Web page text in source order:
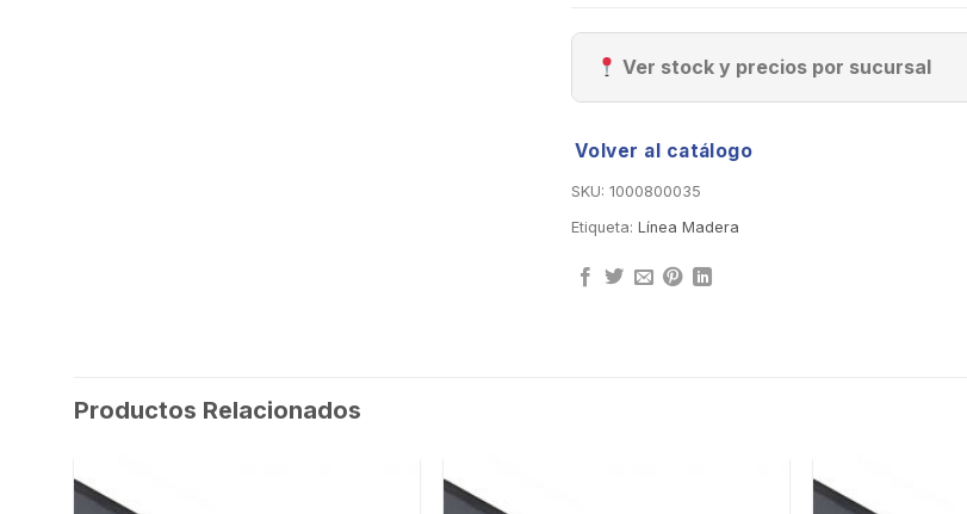
Ver stock y precios por sucursal
Volver al catálogo
SKU: 1000800035
Etiqueta: Línea Madera
Productos Relacionados